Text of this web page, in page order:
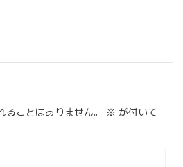
ことはありません。 ※ が付いて